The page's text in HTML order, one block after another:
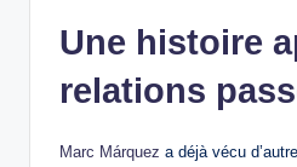
Une histoire
relations
Marc Márquez a déjà vécu